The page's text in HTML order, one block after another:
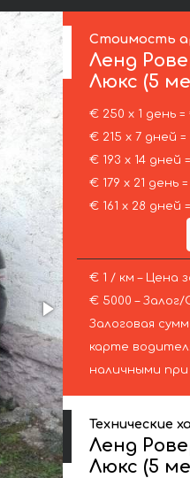
Стоимость
Ленд
Люкс (5
€ 250 х 1 день
€ 215 х 7 дней
€ 193 х 14 дней
€ 179 х 21 день
€ 161 х 28 дней
€ 1 / км – Цена
€ 5000 –
Залоговая
карте
наличными
Технические
Ленд
Люкс (5